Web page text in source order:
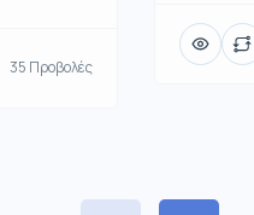
35 Προβολές